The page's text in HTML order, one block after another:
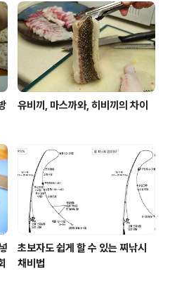
유비끼, 마스까와, 히비끼의 차이
초보자도 쉽게 할 수 있는 찌낚시
채비법